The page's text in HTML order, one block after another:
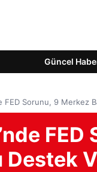
Güncel
FED Sorunu, 9 Merkez
FED
Destek